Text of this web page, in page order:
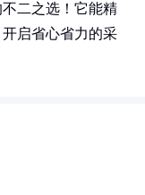
二之选！它能精
启省心省力的采